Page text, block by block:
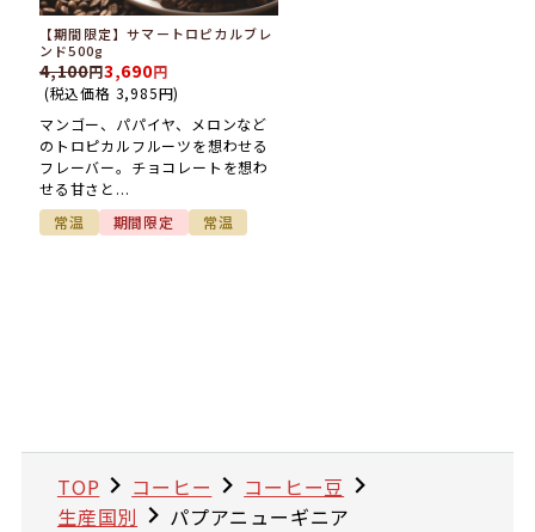
【期間限定】サマートロピカルブレ
ンド500g
4,100 3,690
(税込価格 3,985円)
マンゴー、パパイヤ、メロンなど
のトロピカルフルーツを想わせる
フレーバー。チョコレートを想わ
せる甘さと...
常温
期間限定 常温
TOP コーヒー
コーヒー豆
生産国別
パプアニューギニア